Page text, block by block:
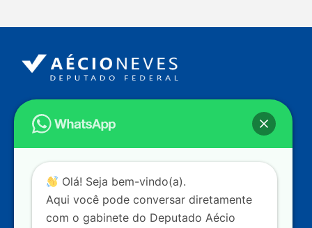
Endereço
Câmara dos Deputados
Ed. Principal, Ala C – Gabinete
Contato
dep.aecioneves@camara.leg.br
+55 (61) 3215-5964
Olá! Seja bem-vindo(a).
Aqui você pode conversar diretamente
com o gabinete do Deputado Aécio